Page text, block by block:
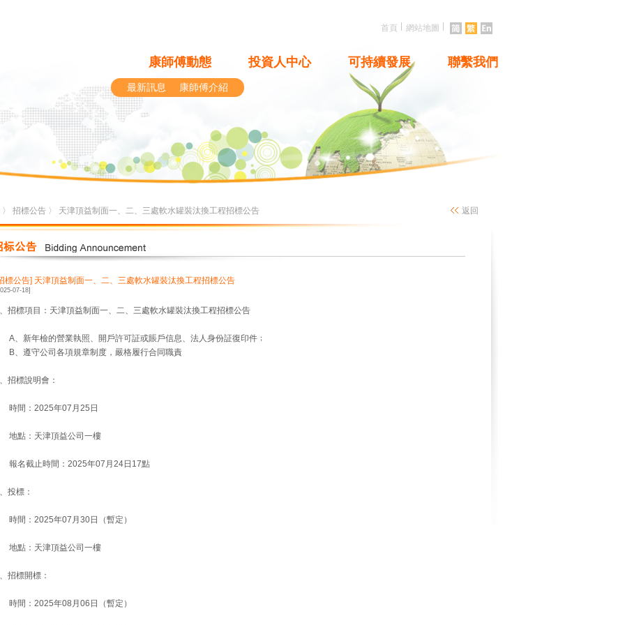
首頁 網站地圖
康師傅動態 投資人中心 可持續發展 聯繫我們
最新訊息 康師傅介紹
〉 招標公告 〉 天津頂益制面一、二、三處軟水罐裝汰換工程招標公告 返回
標公告] 天津頂益制面一、二、三處軟水罐裝汰換工程招標公告
07-18]
招標項目：天津頂益制面一、二、三處軟水罐裝汰換工程招標公告
新年檢的營業執照、開戶許可証或賬戶信息、法人身份証復印件﹔
遵守公司各項規章制度，嚴格履行合同職責
招標說明會：
間：2025年07月25日
點：天津頂益公司一樓
名截止時間：2025年07月24日17點
投標：
間：2025年07月30日（暫定）
點：天津頂益公司一樓
招標開標：
間：2025年08月06日（暫定）